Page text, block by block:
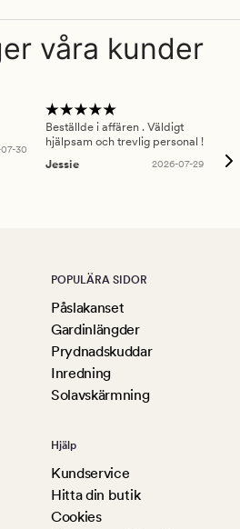
våra kunder
30
Beställde i affären . Väldigt
hjälpsam och trevlig personal !
Jessie
2026-07-29
POPULÄRA SIDOR
Påslakanset
Gardinlängder
Prydnadskuddar
Inredning
Solavskärmning
Hjälp
Kundservice
Hitta din butik
Cookies